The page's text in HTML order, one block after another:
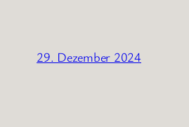
29. Dezember 2024